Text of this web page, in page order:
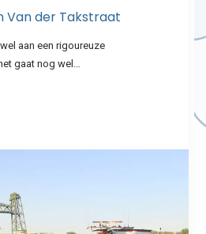
Van der Takstraat
aan een rigoureuze
gaat nog wel…